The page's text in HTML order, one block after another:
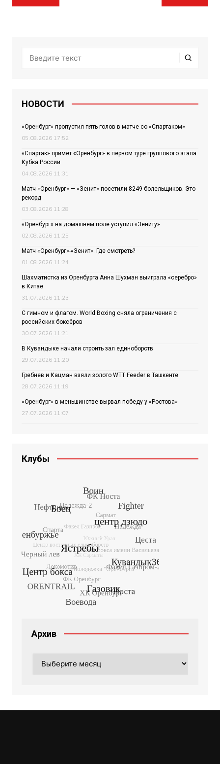
по
НОВОСТИ
«Оренбург» пропустил пять голов в матче со «Спартаком»
05.08.2026 17:52
«Спартак» примет «Оренбург» в первом туре группового этапа
Кубка России
04.08.2026 11:31
Матч «Оренбург» — «Зенит» посетили 8249 болельщиков. Это
рекорд
03.08.2026 11:28
«Оренбург» на домашнем поле уступил «Зениту»
02.08.2026 11:25
Матч «Оренбург»-«Зенит». Где смотреть?
01.08.2026 11:24
Шахматистка из Оренбурга Анна Шухман выиграла «серебро»
в Китае
31.07.2026 11:23
С гимном и флагом. World Boxing сняла ограничения с
российских боксёров
30.07.2026 11:21
В Кувандыке начали строить зал единоборств
29.07.2026 11:20
Гребнев и Кацман взяли золото WTT Feeder в Ташкенте
28.07.2026 11:19
«Оренбург» в меньшинстве вырвал победу у «Ростова»
27.07.2026 11:07
Клубы
Архив